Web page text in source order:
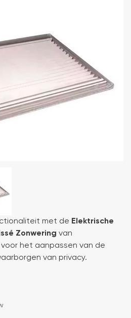
met de Elektrische
Zonwering van
voor het aanpassen van de
van privacy.